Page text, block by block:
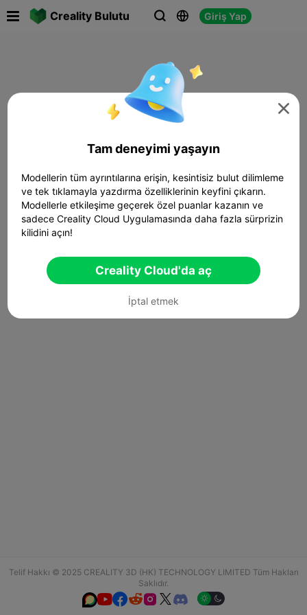
Creality Bulutu   Giriş Yap
Telif Hakkı © 2025 CREALITY 3D (HK) TECHNOLOGY LIMITED Tüm Hakları
Saklıdır.
  

Tam deneyimi yaşayın
Modellerin tüm ayrıntılarına erişin, kesintisiz bulut dilimleme
ve tek tıklamayla yazdırma özelliklerinin keyfini çıkarın.
Modellerle etkileşime geçerek özel puanlar kazanın ve
sadece Creality Cloud Uygulamasında daha fazla sürprizin
kilidini açın!
Creality Cloud'da aç
İptal etmek